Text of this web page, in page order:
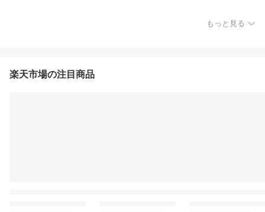
もっと見る
楽天市場の注目商品